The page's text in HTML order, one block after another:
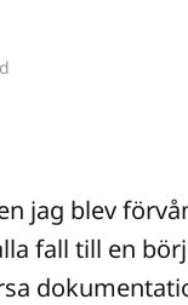
jag blev
fall till en